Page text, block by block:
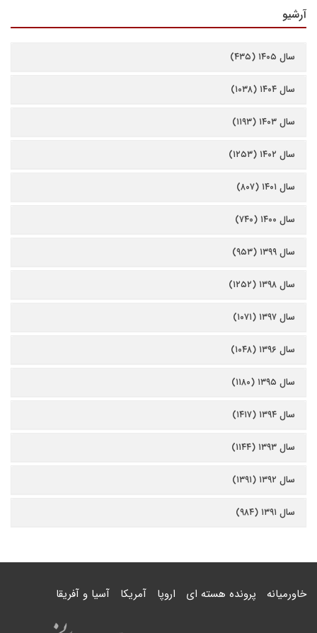
آرشیو
سال ۱۴۰۵ (۴۳۵)
سال ۱۴۰۴ (۱۰۳۸)
سال ۱۴۰۳ (۱۱۹۳)
سال ۱۴۰۲ (۱۲۵۳)
سال ۱۴۰۱ (۸۰۷)
سال ۱۴۰۰ (۷۴۰)
سال ۱۳۹۹ (۹۵۳)
سال ۱۳۹۸ (۱۲۵۲)
سال ۱۳۹۷ (۱۰۷۱)
سال ۱۳۹۶ (۱۰۴۸)
سال ۱۳۹۵ (۱۱۸۰)
سال ۱۳۹۴ (۱۴۱۷)
سال ۱۳۹۳ (۱۱۴۴)
سال ۱۳۹۲ (۱۳۹۱)
سال ۱۳۹۱ (۹۸۴)
خاورمیانه پرونده هسته ای اروپا آمریکا آسیا و آفریقا